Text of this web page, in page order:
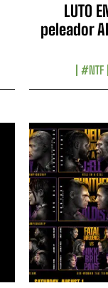
LUTO
peleador
#NTF